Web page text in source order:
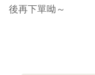
後再下單呦～